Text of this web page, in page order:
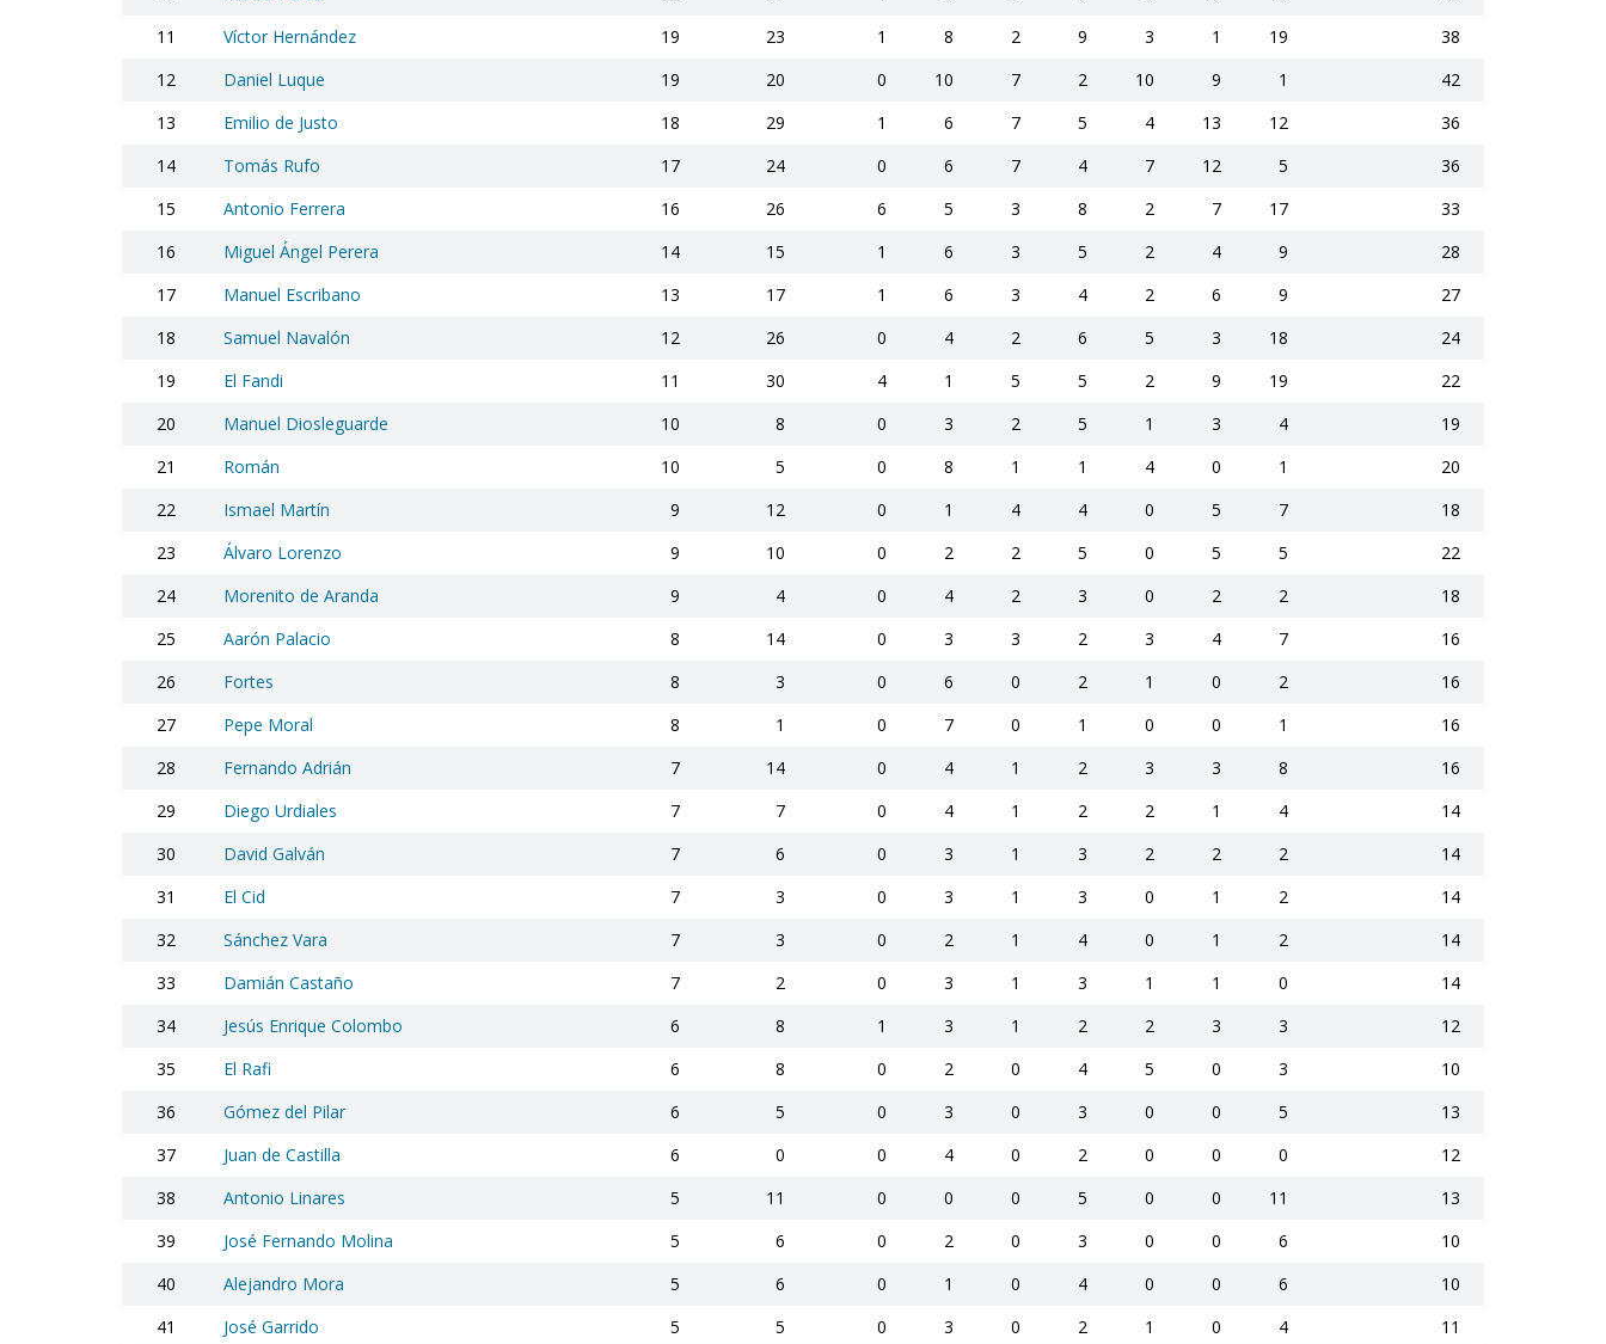
11
Víctor Hernández 19 23 1 8 2 9 3 1 19
38
12
Daniel Luque 19 20 0 10 7 2 10 9 1
42
13
Emilio de Justo 18 29 1 6 7 5 4 13 12
36
14
Tomás Rufo 17 24 0 6 7 4 7 12 5
36
15
Antonio Ferrera 16 26 6 5 3 8 2 7 17
33
16
Miguel Ángel Perera 14 15 1 6 3 5 2 4 9
28
17
Manuel Escribano 13 17 1 6 3 4 2 6 9
27
18
Samuel Navalón 12 26 0 4 2 6 5 3 18
24
19
El Fandi 11 30 4 1 5 5 2 9 19
22
20
Manuel Diosleguarde 10 8 0 3 2 5 1 3 4
19
21
Román 10 5 0 8 1 1 4 0 1
20
22
Ismael Martín 9 12 0 1 4 4 0 5 7
18
23
Álvaro Lorenzo 9 10 0 2 2 5 0 5 5
22
24
Morenito de Aranda 9 4 0 4 2 3 0 2 2
18
25
Aarón Palacio 8 14 0 3 3 2 3 4 7
16
26
Fortes 8 3 0 6 0 2 1 0 2
16
27
Pepe Moral 8 1 0 7 0 1 0 0 1
16
28
Fernando Adrián 7 14 0 4 1 2 3 3 8
16
29
Diego Urdiales 7 7 0 4 1 2 2 1 4
14
30
David Galván 7 6 0 3 1 3 2 2 2
14
31
El Cid 7 3 0 3 1 3 0 1 2
14
32
Sánchez Vara 7 3 0 2 1 4 0 1 2
14
33
Damián Castaño 7 2 0 3 1 3 1 1 0
14
34
Jesús Enrique Colombo 6 8 1 3 1 2 2 3 3
12
35
El Rafi 6 8 0 2 0 4 5 0 3
10
36
Gómez del Pilar 6 5 0 3 0 3 0 0 5
13
37
Juan de Castilla 6 0 0 4 0 2 0 0 0
12
38
Antonio Linares 5 11 0 0 0 5 0 0 11
13
39
José Fernando Molina 5 6 0 2 0 3 0 0 6
10
40
Alejandro Mora 5 6 0 1 0 4 0 0 6
10
41
José Garrido 5 5 0 3 0 2 1 0 4
11